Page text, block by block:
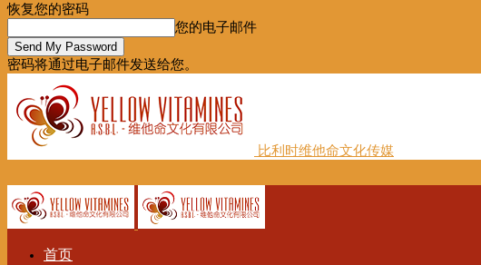
恢复您的密码
您的电子邮件
密码将通过电子邮件发送给您。
比利时维他命文化传媒
首页